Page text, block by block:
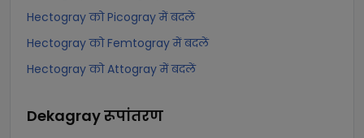
Hectogray को Picogray में बदलें
Hectogray को Femtogray में बदलें
Hectogray को Attogray में बदलें
Dekagrayरूपांतरण